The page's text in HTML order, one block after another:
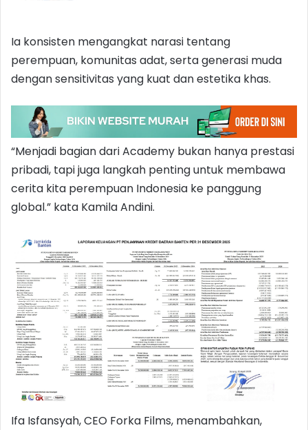
Ia konsisten mengangkat narasi tentang
perempuan, komunitas adat, serta generasi muda
dengan sensitivitas yang kuat dan estetika khas.
“Menjadi bagian dari Academy bukan hanya prestasi
pribadi, tapi juga langkah penting untuk membawa
cerita kita perempuan Indonesia ke panggung
global.” kata Kamila Andini.
Ifa Isfansyah, CEO Forka Films, menambahkan,